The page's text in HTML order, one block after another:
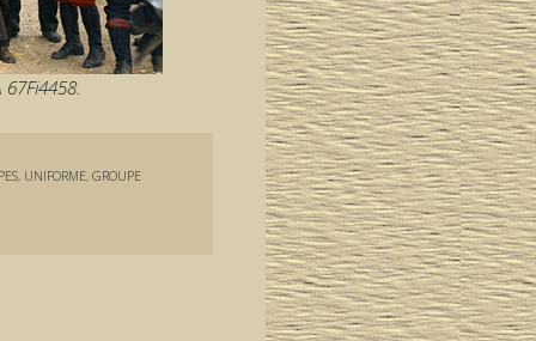
67Fi4458.
, UNIFORME,GROUPE